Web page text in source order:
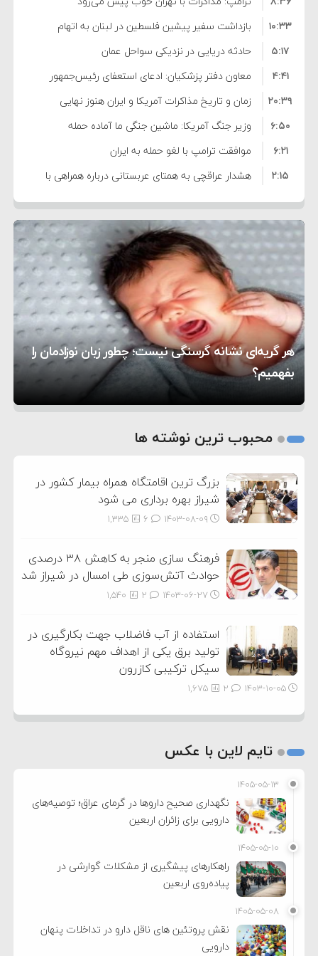
بازداشت سفیر پیشین فلسطین در لبنان به اتهام
فساد و اختلاس اموال
۱۰:۳۳
حادثه دریایی در نزدیکی سواحل عمان
۵:۱۷
معاون دفتر پزشکیان: ادعای استعفای رئیس‌جمهور
واهی و کذب محض است
۴:۴۱
زمان و تاریخ مذاکرات آمریکا و ایران هنوز نهایی
نشده است
۲۰:۳۹
وزیر جنگ آمریکا: ماشین جنگی ما آماده حمله
نظامی علیه ایران است
۶:۵۰
موافقت ترامپ با لغو حمله به ایران
۶:۲۱
هشدار عراقچی به همتای عربستانی درباره همراهی با
آمریکا
۲:۱۵
مقام ارشد امنیتی: برنامه گسترده‌ای برای پاسخ به
دیوانگی آمریکا داریم
۷:۱۰
ترامپ دستور حملات جدید علیه ایران را صادر کرد
۵:۴۵
سپاه: دو نفتکش متخلف مورد اصابت قرار گرفته و
متوقف شدند
۱۲:۵۹
ترامپ مدعی توافق تاریخی برای خلع سلاح کامل
حماس شد
۸:۵۷
اعتراض عراقچی به همتای بلغارستانی به دلیل کمک
به آمریکا در حملات به ایران
۱۶:۱۹
کشورهایی که به متجاوزان کمک می کنند پاسخ
سختی خواهند گرفت
۱۰:۱۵
سنتکام پایان تجاوز جدید به ایران را اعلام کرد
۶:۰۵
هر گریه‌ای نشانه گرسنگی نیست؛ چطور زبان نوزادمان را
بفهمیم؟
تغذیه پدر می‌تواند بر سلامت نوزاد تأثیر بگذارد
روی دیگر زندگی
2
محبوب ترین نوشته ها
بزرگ ترین اقامتگاه همراه بیمار کشور در
شیراز بهره برداری می شود
۱۴۰۳-۰۸-۰۹ 1,335
فرهنگ سازی منجر به کاهش ۳۸ درصدی
حوادث آتش‌سوزی طی امسال در شیراز شد
۱۴۰۳-۰۶-۲۷ 1,540
استفاده از آب فاضلاب جهت بکارگیری در
تولید برق یکی از اهداف مهم نیروگاه
سیکل ترکیبی کازرون
۱۴۰۳-۱۰-۰۵ 1,675
تایم لاین با عکس
۱۴۰۵-۰۵-۱۳
نگهداری صحیح داروها در گرمای عراق؛ توصیه‌های
دارویی برای زائران اربعین
۱۴۰۵-۰۵-۱۰
راهکارهای پیشگیری از مشکلات گوارشی در
پیاده‌روی اربعین
۱۴۰۵-۰۵-۰۸
نقش پروتئین های ناقل دارو در تداخلات پنهان
دارویی